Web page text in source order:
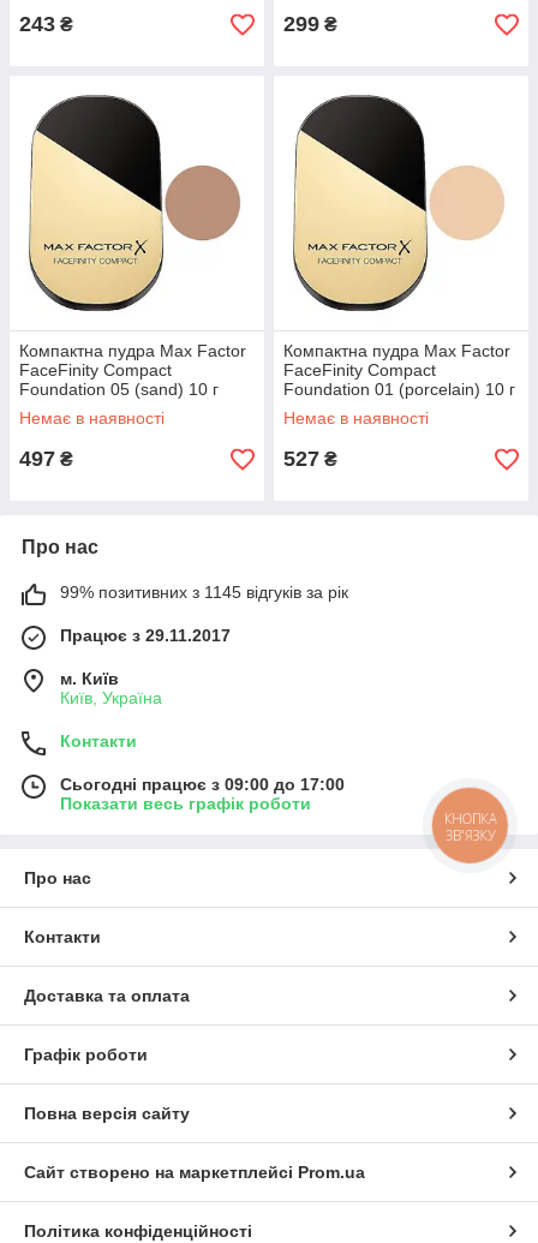
243 ₴ 299 ₴
Компактна пудра Max Factor
FaceFinity Compact
Foundation 05 (sand) 10 г
Немає в наявності
497 ₴
Компактна пудра Max Factor
FaceFinity Compact
Foundation 01 (porcelain) 10 г
Немає в наявності
527 ₴
Про нас
99% позитивних з 1145 відгуків за рік
Працює з 29.11.2017
м. Київ
Київ, Україна
Контакти
Сьогодні працює з 09:00 до 17:00
Показати весь графік роботи
Про нас
Контакти
Доставка та оплата
Графік роботи
Повна версія сайту
Сайт створено на маркетплейсі Prom.ua
Політика конфіденційності
КНОПКА
ЗВ'ЯЗКУ